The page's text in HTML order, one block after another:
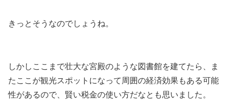
きっとそうなのでしょうね。
しかしここまで壮大な宮殿のような図書館を建てたら、ま
たここが観光スポットになって周囲の経済効果もある可能
性があるので、賢い税金の使い方だなとも思いました。